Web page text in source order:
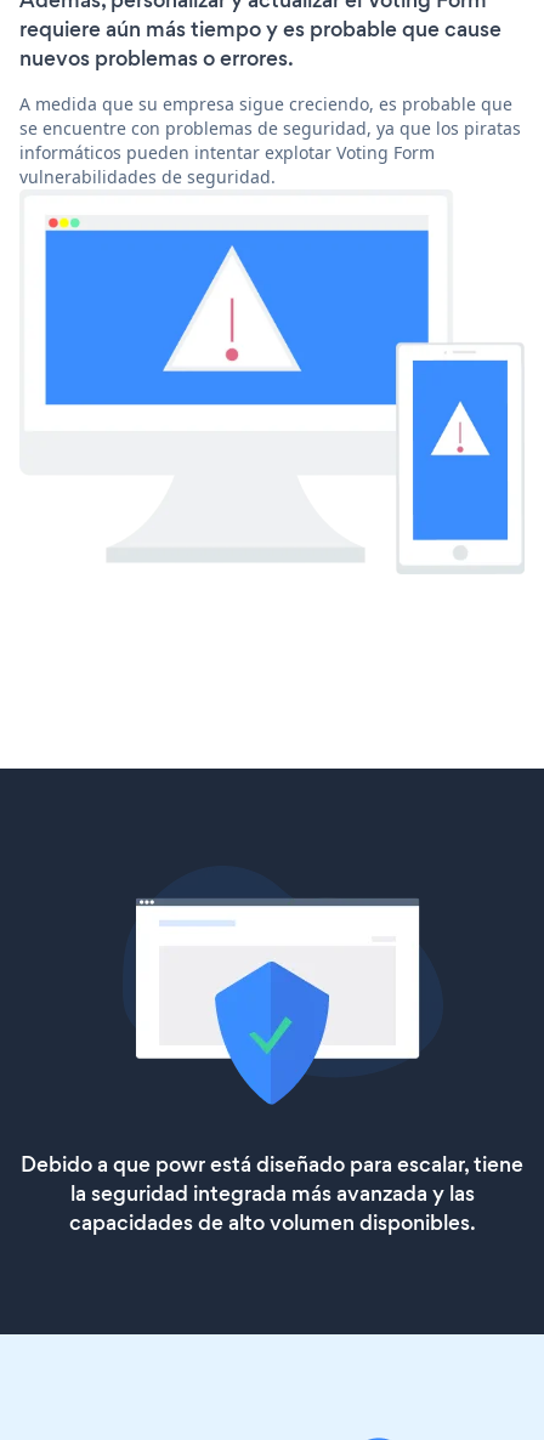
requiere aún más tiempo y es probable que cause
nuevos problemas o errores.
A medida que su empresa sigue creciendo, es probable que
se encuentre con problemas de seguridad, ya que los piratas
informáticos pueden intentar explotar Voting Form
vulnerabilidades de seguridad.
Debido a que powr está diseñado para escalar, tiene
la seguridad integrada más avanzada y las
capacidades de alto volumen disponibles.